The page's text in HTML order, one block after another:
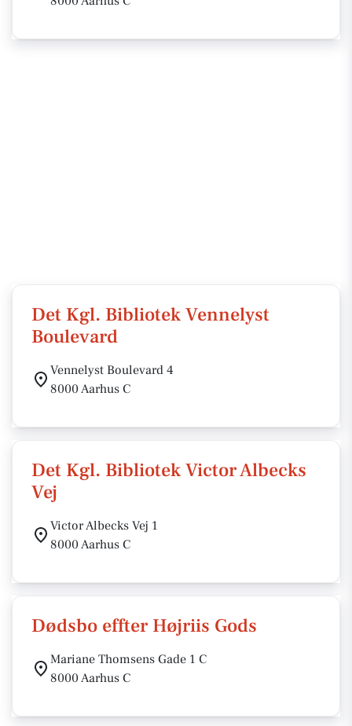
Det Kgl. Bibliotek Vennelyst
Boulevard
Vennelyst Boulevard 4
8000 Aarhus C
Det Kgl. Bibliotek Victor Albecks
Vej
Victor Albecks Vej 1
8000 Aarhus C
Dødsbo effter Højriis Gods
Mariane Thomsens Gade 1 C
8000 Aarhus C